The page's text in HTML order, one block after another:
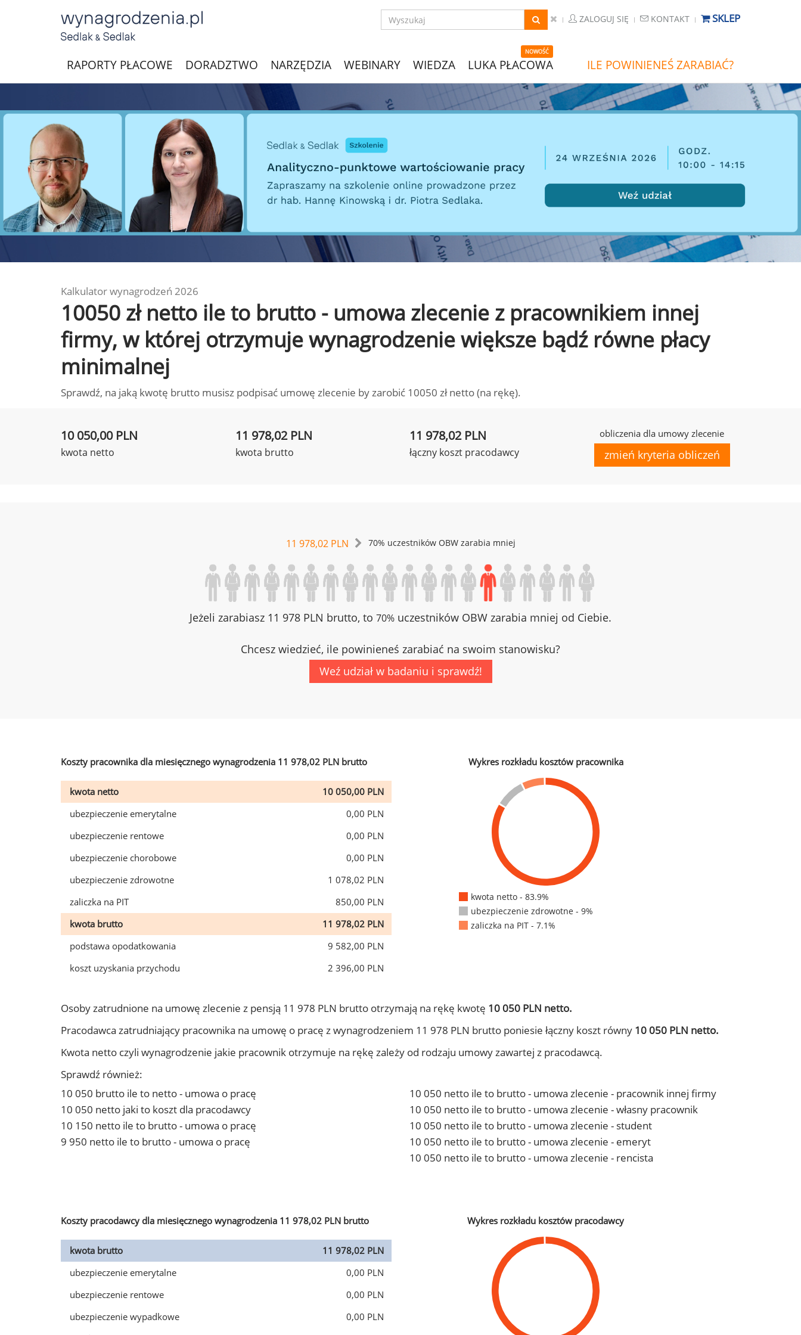
ZALOGUJ SIĘ KONTAKT SKLEP
RAPORTY PŁACOWE DORADZTWO NARZĘDZIA WEBINARY WIEDZA
NOWOŚĆ
LUKA PŁACOWA ILE POWINIENEŚ ZARABIAĆ?
Kalkulator wynagrodzeń 2026
10050 zł netto ile to brutto - umowa zlecenie z pracownikiem innej
firmy, w której otrzymuje wynagrodzenie większe bądź równe płacy
minimalnej
Sprawdź, na jaką kwotę brutto musisz podpisać umowę zlecenie by zarobić 10050 zł netto (na rękę).
10 050,00 PLN
kwota netto
11 978,02 PLN
kwota brutto
11 978,02 PLN
łączny koszt pracodawcy
obliczenia dla umowy zlecenie
zmień kryteria obliczeń
11 978,02 PLN 70% uczestników OBW zarabia mniej
Jeżeli zarabiasz 11 978 PLN brutto, to 70% uczestników OBW zarabia mniej od Ciebie.
Chcesz wiedzieć, ile powinieneś zarabiać na swoim stanowisku?
Weź udział w badaniu i sprawdź!
Koszty pracownika dla miesięcznego wynagrodzenia 11 978,02 PLN brutto
kwota netto
10 050,00 PLN
ubezpieczenie emerytalne
0,00 PLN
ubezpieczenie rentowe
0,00 PLN
ubezpieczenie chorobowe
0,00 PLN
ubezpieczenie zdrowotne
1 078,02 PLN
zaliczka na PIT
850,00 PLN
kwota brutto
11 978,02 PLN
podstawa opodatkowania
9 582,00 PLN
koszt uzyskania przychodu
2 396,00 PLN
Wykres rozkładu kosztów pracownika
kwota netto - 83.9%
ubezpieczenie zdrowotne - 9%
zaliczka na PIT - 7.1%
Osoby zatrudnione na umowę zlecenie z pensją 11 978 PLN brutto otrzymają na rękę kwotę 10 050 PLN netto.
Pracodawca zatrudniający pracownika na umowę o pracę z wynagrodzeniem 11 978 PLN brutto poniesie łączny koszt równy 10 050 PLN netto.
Kwota netto czyli wynagrodzenie jakie pracownik otrzymuje na rękę zależy od rodzaju umowy zawartej z pracodawcą.
Sprawdź również:
10 050 brutto ile to netto - umowa o pracę
10 050 netto jaki to koszt dla pracodawcy
10 150 netto ile to brutto - umowa o pracę
9 950 netto ile to brutto - umowa o pracę
10 050 netto ile to brutto - umowa zlecenie - pracownik innej firmy
10 050 netto ile to brutto - umowa zlecenie - własny pracownik
10 050 netto ile to brutto - umowa zlecenie - student
10 050 netto ile to brutto - umowa zlecenie - emeryt
10 050 netto ile to brutto - umowa zlecenie - rencista
Koszty pracodawcy dla miesięcznego wynagrodzenia 11 978,02 PLN brutto
kwota brutto
11 978,02 PLN
ubezpieczenie emerytalne
0,00 PLN
ubezpieczenie rentowe
0,00 PLN
ubezpieczenie wypadkowe
0,00 PLN
Wykres rozkładu kosztów pracodawcy